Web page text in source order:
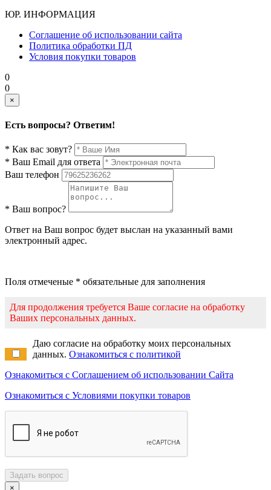
ЮР. ИНФОРМАЦИЯ
Соглашение об использовании сайта
Политика обработки ПД
Условия покупки товаров
0
0
×
Есть вопросы? Ответим!
* Как вас зовут?
* Ваш Email для ответа
Ваш телефон
* Ваш вопрос?
Ответ на Ваш вопрос будет выслан на указанный вами
электронный адрес.
Поля отмеченые * обязательные для заполнения
Для продолжения требуется Ваше согласие на обработку
Ваших персональных данных.
Даю согласие на обработку моих персональных
данных. Ознакомиться с политикой
Ознакомиться с Соглашением об использовании Сайта
Ознакомиться с Условиями покупки товаров
Задать вопрос
×